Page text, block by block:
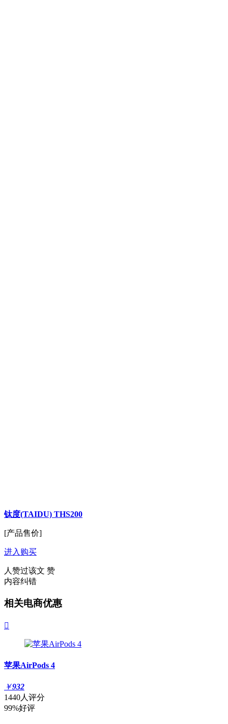
钛度(TAIDU) THS200
[产品售价]
进入购买
人赞过该文 赞
内容纠错
相关电商优惠

苹果AirPods 4
￥932
1440人评分
99%好评